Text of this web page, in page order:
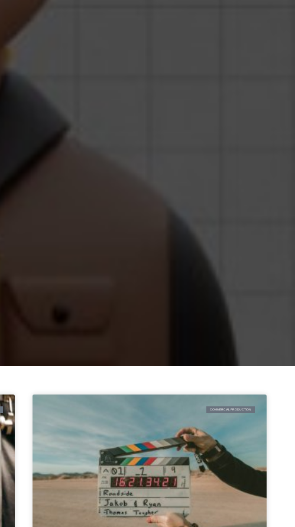
COMMERCIAL PRODUCTION